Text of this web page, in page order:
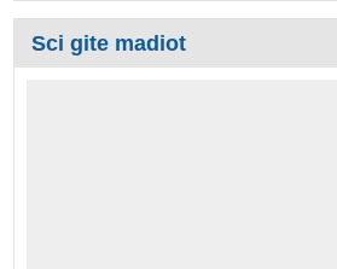
Sci gite madiot